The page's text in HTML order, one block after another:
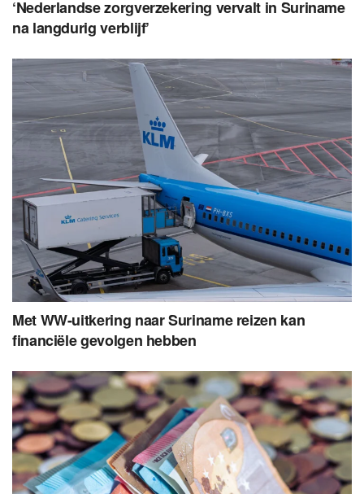
‘Nederlandse zorgverzekering vervalt in Suriname
na langdurig verblijf’
Met WW-uitkering naar Suriname reizen kan
financiële gevolgen hebben